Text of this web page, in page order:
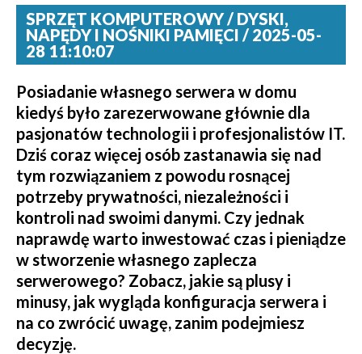
SPRZĘT KOMPUTEROWY / DYSKI,
NAPĘDY I NOŚNIKI PAMIĘCI / 2025-05-
28 11:10:07
Posiadanie własnego serwera w domu
kiedyś było zarezerwowane głównie dla
pasjonatów technologii i profesjonalistów IT.
Dziś coraz więcej osób zastanawia się nad
tym rozwiązaniem z powodu rosnącej
potrzeby prywatności, niezależności i
kontroli nad swoimi danymi. Czy jednak
naprawdę warto inwestować czas i pieniądze
w stworzenie własnego zaplecza
serwerowego? Zobacz, jakie są plusy i
minusy, jak wygląda konfiguracja serwera i
na co zwrócić uwagę, zanim podejmiesz
decyzję.